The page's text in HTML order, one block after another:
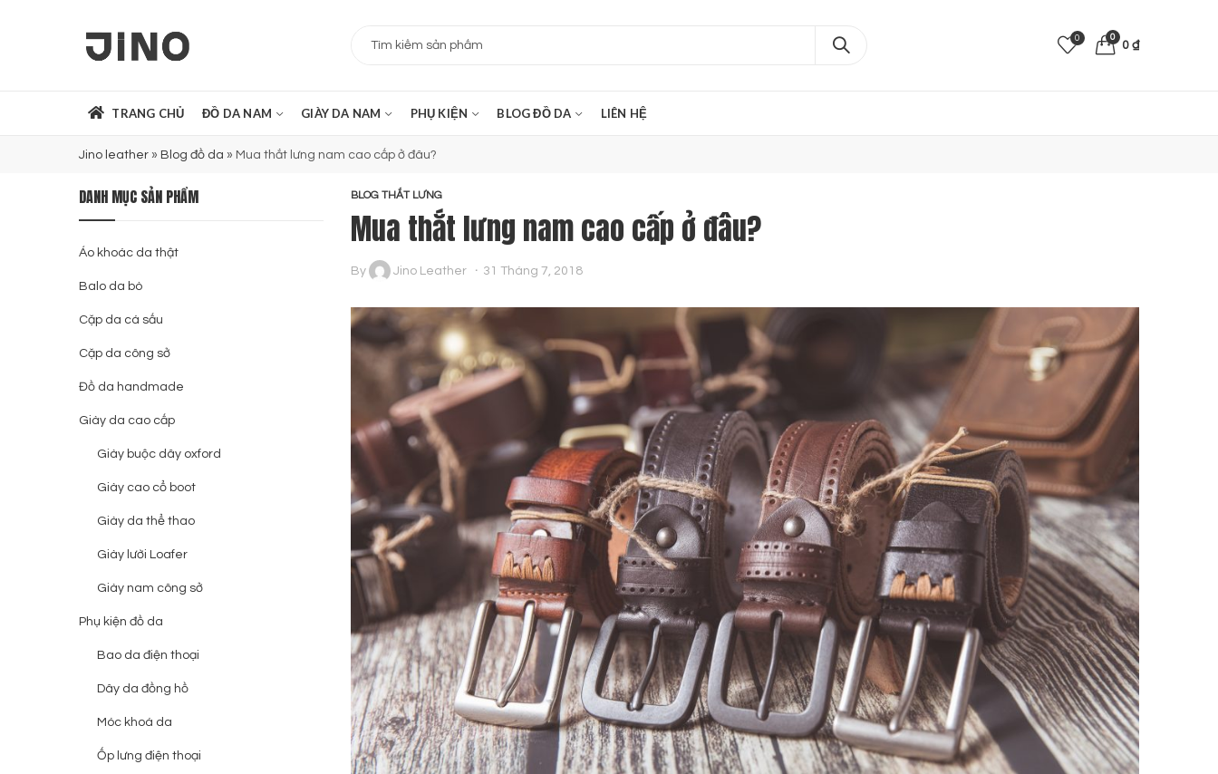
0 0
0 ₫
TRANG CHỦ ĐỒ DA NAM GIÀY DA NAM PHỤ KIỆN BLOG ĐỒ DA LIÊN HỆ
Jino leather » Blog đồ da » Mua thắt lưng nam cao cấp ở đâu?
BLOG THẮT LƯNG
Mua thắt lưng nam cao cấp ở đâu?
By Jino Leather 31 Tháng 7, 2018
DANH MỤC SẢN PHẨM
Áo khoác da thật
Balo da bò
Cặp da cá sấu
Cặp da công sở
Đồ da handmade
Giày da cao cấp
Giày buộc dây oxford
Giày cao cổ boot
Giày da thể thao
Giày lười Loafer
Giày nam công sở
Phụ kiện đồ da
Bao da điện thoại
Dây da đồng hồ
Móc khoá da
Ốp lưng điện thoại